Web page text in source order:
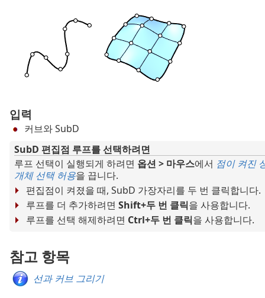
입력
커브와 SubD
SubD 편집점 루프를 선택하려면
루프 선택이 실행되게 하려면 옵션 > 마우스에서 점이 켜진
개체 선택 허용을 끕니다.
편집점이 켜졌을 때, SubD 가장자리를 두 번 클릭합니다.
루프를 더 추가하려면 Shift+두 번 클릭을 사용합니다.
루프를 선택 해제하려면 Ctrl+두 번 클릭을 사용합니다.
참고 항목
선과 커브 그리기